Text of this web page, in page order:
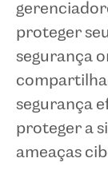
proteger
segurança
segurança
proteger a
ameaças